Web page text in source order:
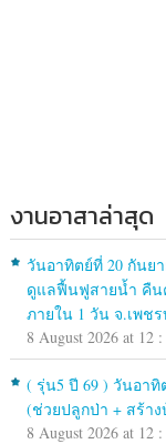
งานอาสาล่าสุด
วันอาทิตย์ที่ 20 กันยา
ดูแลฟื้นฟูสายน้ำ คืน
ภายใน 1 วัน จ.เพชร
8 August 2026 at 12
( รุ่น5 ปี 69 ) วันอา
(ช่วยปลูกป่า + สร้า
8 August 2026 at 12